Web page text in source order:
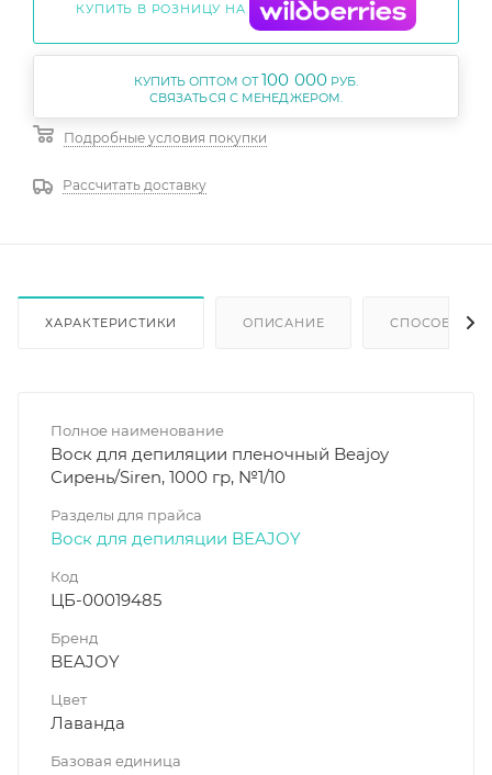
КУПИТЬ В РОЗНИЦУ НА
КУПИТЬ ОПТОМ ОТ100 000РУБ.
Подробные условия покупки
Рассчитать доставку
ХАРАКТЕРИСТИКИ ОПИСАНИЕ СПОСОБ
Полное наименование
Воск для депиляции пленочный Beajoy
Сирень/Siren, 1000 гр, №1/10
Разделы для прайса
Воск для депиляции BEAJOY
Код
ЦБ-00019485
Бренд
BEAJOY
Цвет
Лаванда
Базовая единица